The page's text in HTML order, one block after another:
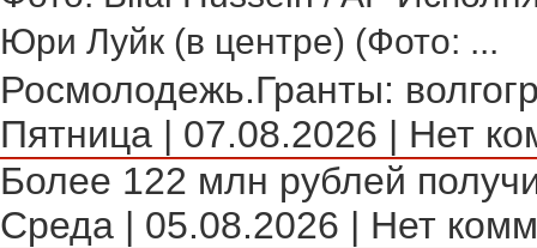
Юри Луйк (в центре) (Фото: ...
Росмолодежь.Гранты:
Пятница | 07.08.2026 | Нет
Более 122 млн рублей
Среда | 05.08.2026 | Нет